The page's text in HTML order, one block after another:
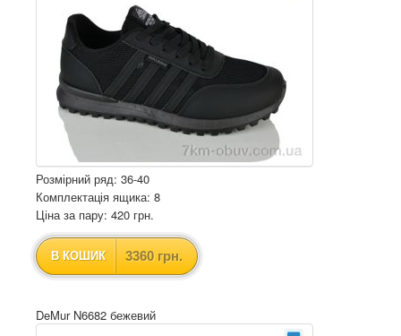
Розмірний ряд: 36-40
Комплектація ящика: 8
Ціна за пару: 420 грн.
В КОШИК 3360 грн.
DeMur N6682 бежевий